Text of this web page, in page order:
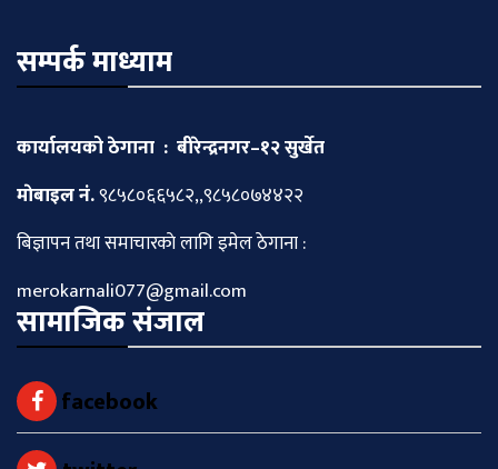
सम्पर्क माध्याम
कार्यालयको ठेगाना : बीरेन्द्रनगर–१२ सुर्खेत
माेबाइल नं.९८५८०६६५८२,,९८५८०७४४२२
बिज्ञापन तथा समाचारकाे लागि इमेल ठेगाना :
merokarnali077@gmail.com
सामाजिक संजाल
facebook